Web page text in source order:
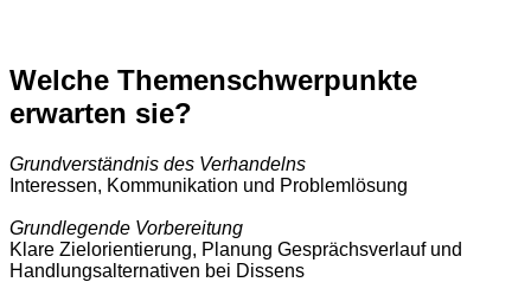
Welche Themenschwerpunkte
erwarten sie?
Grundverständnis des Verhandelns
Interessen, Kommunikation und Problemlösung
Grundlegende Vorbereitung
Klare Zielorientierung, Planung Gesprächsverlauf und
Handlungsalternativen bei Dissens